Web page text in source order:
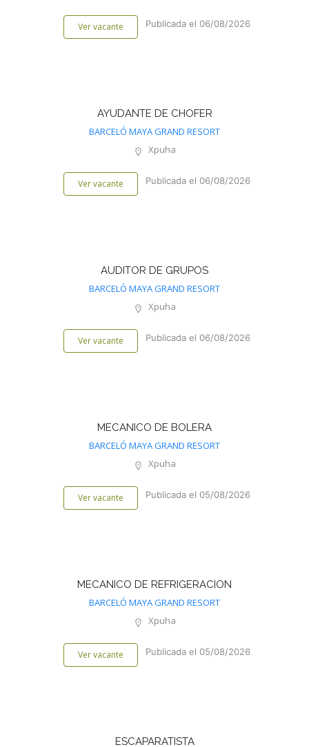
Ver vacante Publicada el 06/08/2026
AYUDANTE DE CHOFER
BARCELÓ MAYA GRAND RESORT
Xpuha
Ver vacante Publicada el 06/08/2026
AUDITOR DE GRUPOS
BARCELÓ MAYA GRAND RESORT
Xpuha
Ver vacante Publicada el 06/08/2026
MECANICO DE BOLERA
BARCELÓ MAYA GRAND RESORT
Xpuha
Ver vacante Publicada el 05/08/2026
MECANICO DE REFRIGERACION
BARCELÓ MAYA GRAND RESORT
Xpuha
Ver vacante Publicada el 05/08/2026
ESCAPARATISTA